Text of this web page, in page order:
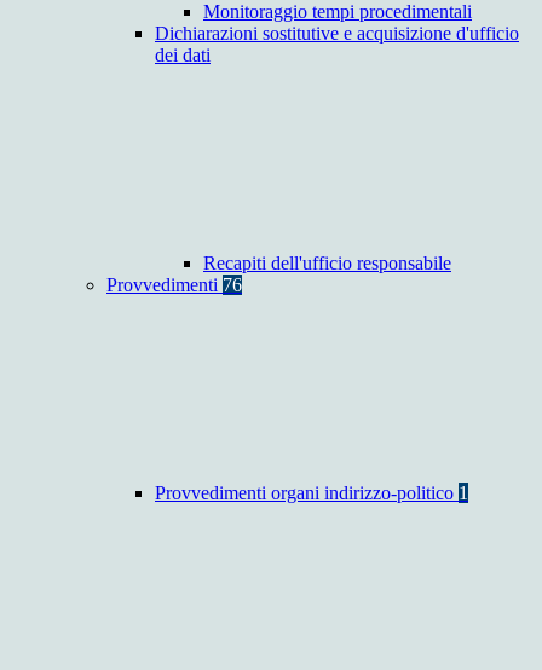
Monitoraggio tempi procedimentali
Dichiarazioni sostitutive e acquisizione d'ufficio
dei dati
Recapiti dell'ufficio responsabile
Provvedimenti 76
Provvedimenti organi indirizzo-politico 1